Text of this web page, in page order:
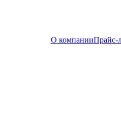
О компанииПрайс-